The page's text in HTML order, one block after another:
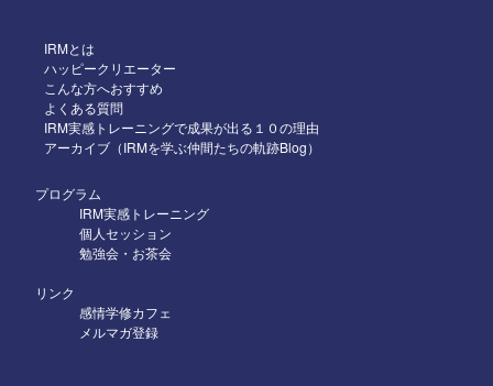
2025年5月
2025年4月
2025年3月
2025年1月
2024年12月
2024年10月
IRMとは
ハッピークリエーター
こんな方へおすすめ
よくある質問
IRM実感トレーニングで成果が出る１０の理由
アーカイブ（IRMを学ぶ仲間たちの軌跡Blog）
プログラム
IRM実感トレーニング
個人セッション
勉強会・お茶会
リンク
感情学修カフェ
メルマガ登録